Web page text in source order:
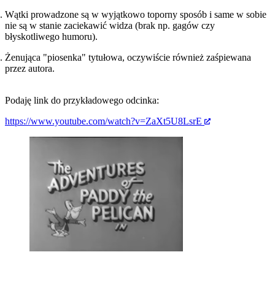
Wątki prowadzone są w wyjątkowo toporny sposób i same w sobie
nie są w stanie zaciekawić widza (brak np. gagów czy
błyskotliwego humoru).
Żenująca "piosenka" tytułowa, oczywiście również zaśpiewana
przez autora.
Podaję link do przykładowego odcinka:
https://www.youtube.com/watch?v=ZaXt5U8LsrE